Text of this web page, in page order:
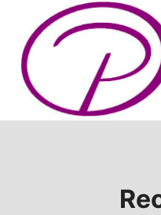
Doorgaan
inhoud